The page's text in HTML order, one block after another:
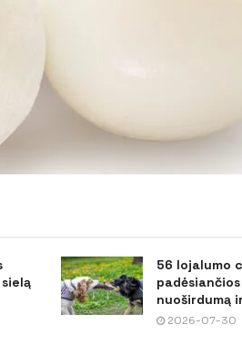
56 lojalumo
nuoširdumą
2026-07-30